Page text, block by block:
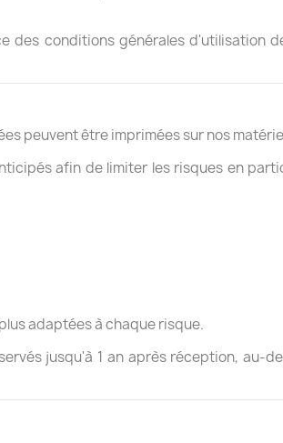
des conditions générales d'utilisation
peuvent être imprimées sur nos
afin de limiter les risques en
adaptées à chaque risque.
jusqu'à 1 an après réception, au-